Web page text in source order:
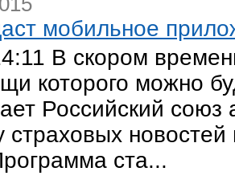
мобильное
В скором
которого можно
Российский
страховых
ста...